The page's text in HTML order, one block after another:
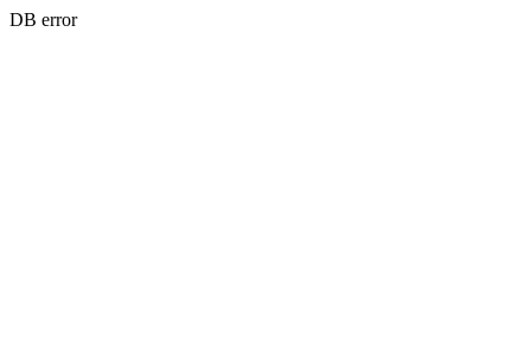
DB error